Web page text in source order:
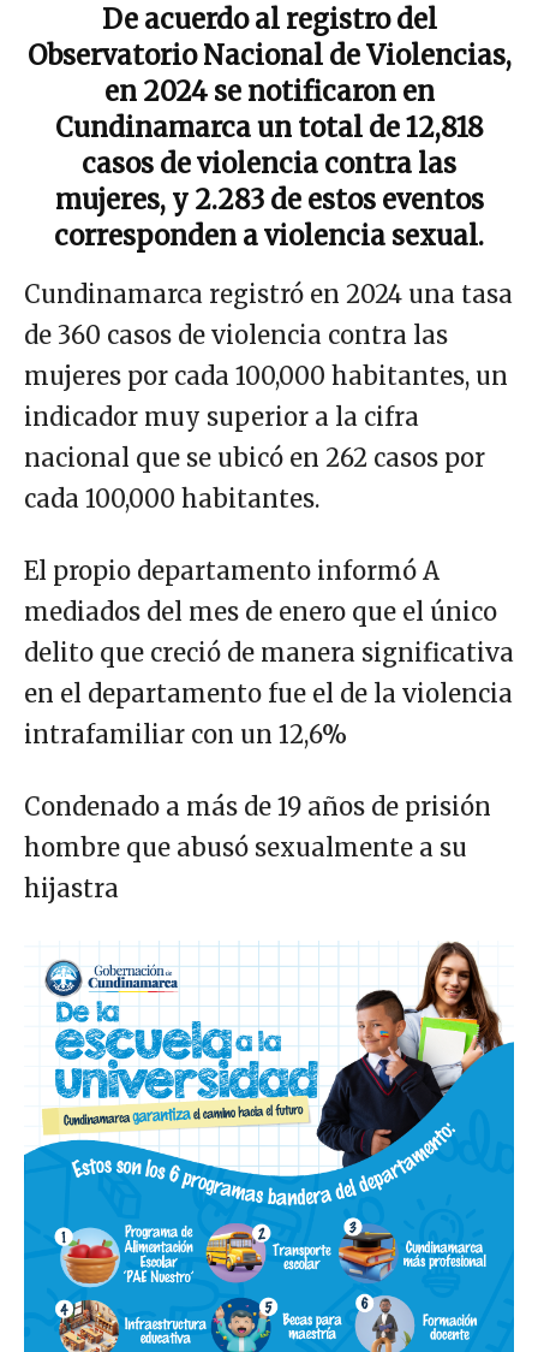
De acuerdo al registro del
Observatorio Nacional de Violencias,
en 2024 se notificaron en
Cundinamarca un total de 12,818
casos de violencia contra las
mujeres, y 2.283 de estos eventos
corresponden a violencia sexual.
Cundinamarca registró en 2024 una tasa
de 360 casos de violencia contra las
mujeres por cada 100,000 habitantes, un
indicador muy superior a la cifra
nacional que se ubicó en 262 casos por
cada 100,000 habitantes.
El propio departamento informó A
mediados del mes de enero que el único
delito que creció de manera significativa
en el departamento fue el de la violencia
intrafamiliar con un 12,6%
Condenado a más de 19 años de prisión
hombre que abusó sexualmente a su
hijastra